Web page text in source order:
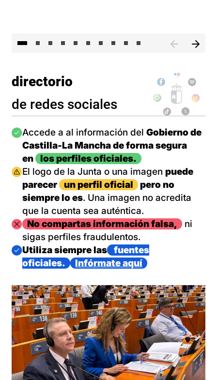
directorio
de redes sociales
Imagen
Accede a al información del Gobierno de
Castilla-La Mancha de forma segura
en
los perfiles oficiales.
Imagen
El logo de la Junta o una imagen puede
parecer
un perfil oficial
pero no
siempre lo es. Una imagen no acredita
que la cuenta sea auténtica.
ImagenNo compartas información falsa,
ni
sigas perfiles fraudulentos.
Imagen
Utiliza siempre las
fuentes
oficiales.
Infórmate aquí